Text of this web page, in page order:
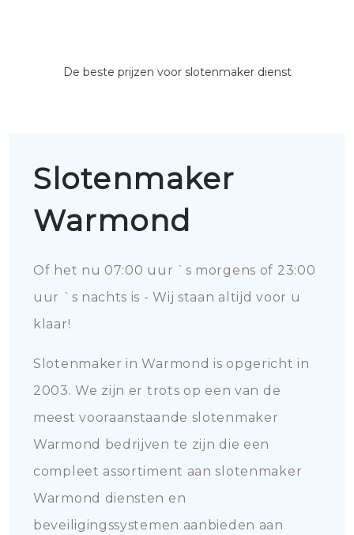
De beste prijzen voor slotenmaker dienst
Slotenmaker
Warmond
Of het nu 07:00 uur `s morgens of 23:00
uur `s nachts is - Wij staan altijd voor u
klaar!
Slotenmaker in Warmond is opgericht in
2003. We zijn er trots op een van de
meest vooraanstaande slotenmaker
Warmond bedrijven te zijn die een
compleet assortiment aan slotenmaker
Warmond diensten en
beveiligingssystemen aanbieden aan